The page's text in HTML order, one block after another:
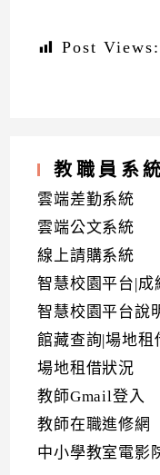
Post Views:
教職員系統
雲端差勤系統
雲端公文系統
線上請購系統
智慧校園平台|成
智慧校園平台說
館藏查詢|場地租
場地租借狀況
教師Gmail登入
教師在職進修網
中小學教室電影